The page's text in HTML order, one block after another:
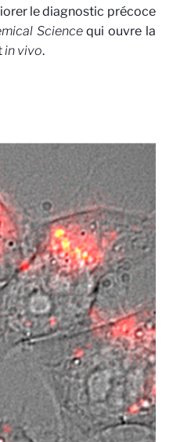
le diagnostic précoce
Sciencequi ouvre la
in vivo.